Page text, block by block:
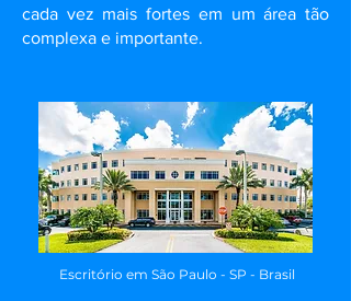
cada vez mais fortes em um área tão
complexa e importante.
Escritório em São Paulo - SP - Brasil